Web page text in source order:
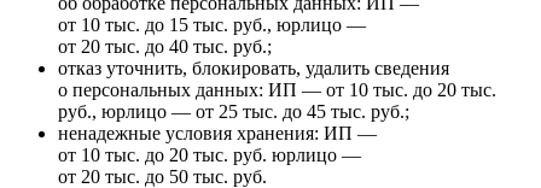
от 10 тыс. до 15 тыс. руб., юрлицо —
от 20 тыс. до 40 тыс. руб.;
отказ уточнить, блокировать, удалить сведения
о персональных данных: ИП — от 10 тыс. до 20 тыс.
руб., юрлицо — от 25 тыс. до 45 тыс. руб.;
ненадежные условия хранения: ИП —
от 10 тыс. до 20 тыс. руб. юрлицо —
от 20 тыс. до 50 тыс. руб.